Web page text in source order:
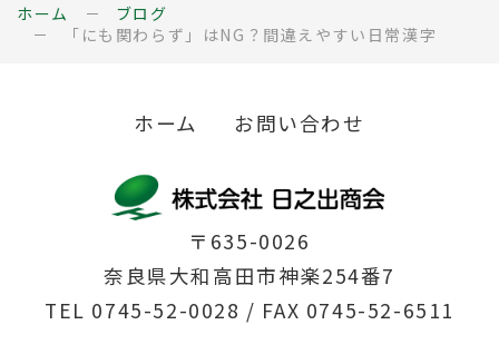
ホーム
ブログ
「にも関わらず」はNG？間違えやすい日常漢字
ホーム お問い合わせ
〒635-0026
奈良県大和高田市神楽254番7
TEL 0745-52-0028 / FAX 0745-52-6511